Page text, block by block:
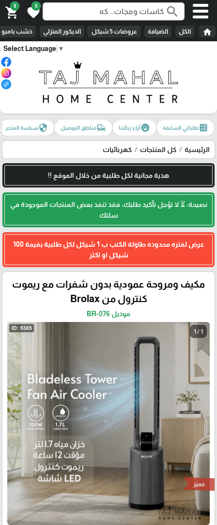
Select Language ▼
search
0
favorite
0
shopping_cart
home الكل الضيافة عروضات 5 شيكل الديكور المنزلي خشب بامبو
ballotطلباتي السابقة emoji_emotionsآراء زبائننا commuteمناطق التوصيل securityسياسة المتجر
الرئيسية كل المنتجات كهربائيات
هدية مجانية لكل طلبية من خلال الموقع !!
نصيحة: ⏳ لا تؤجل تأكيد طلبك، فقد تنفد بعض المنتجات الموجودة في
سلتك
عرض لفتره محدوده طاولة الكنب ب 1 شيكل لكل طلبية بقيمة 100
شيكل او اكثر
مكيف ومروحة عمودية بدون شفرات مع ريموت
كنترول من Brolax
موديل BR-076
1 / 1
مميز